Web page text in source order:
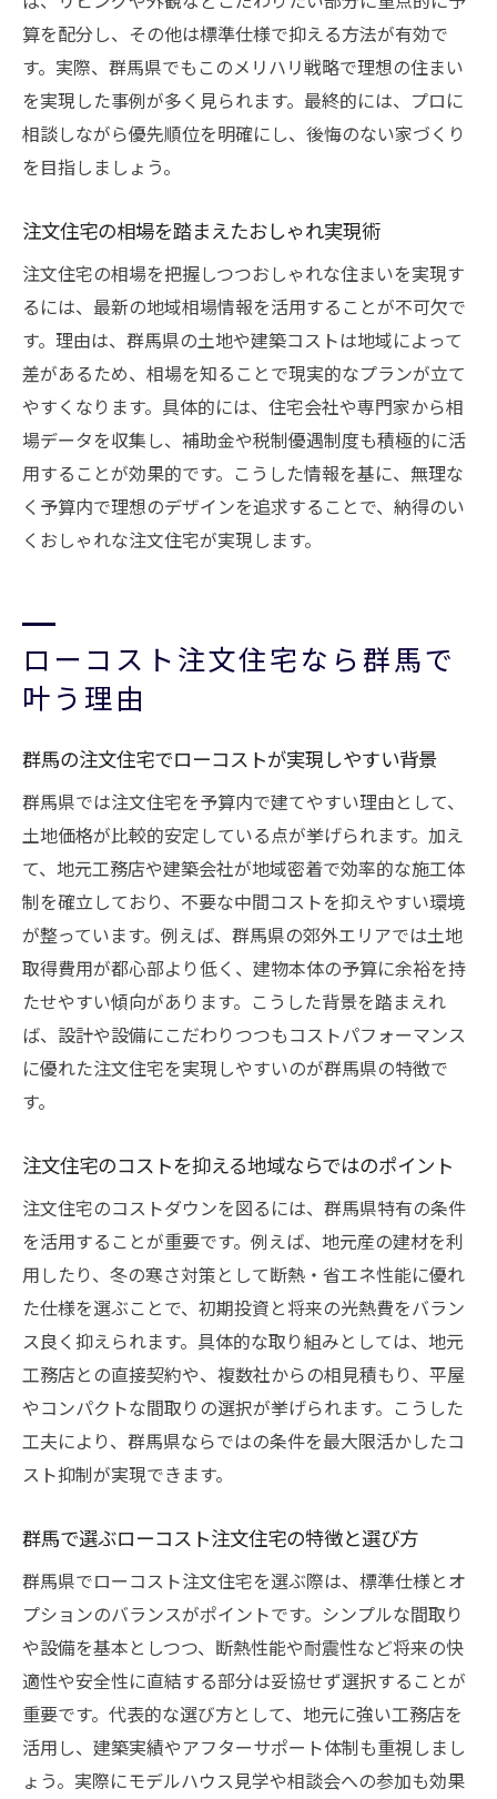
算を配分し、その他は標準仕様で抑える方法が有効で
す。実際、群馬県でもこのメリハリ戦略で理想の住まい
を実現した事例が多く見られます。最終的には、プロに
相談しながら優先順位を明確にし、後悔のない家づくり
を目指しましょう。
注文住宅の相場を踏まえたおしゃれ実現術
注文住宅の相場を把握しつつおしゃれな住まいを実現す
るには、最新の地域相場情報を活用することが不可欠で
す。理由は、群馬県の土地や建築コストは地域によって
差があるため、相場を知ることで現実的なプランが立て
やすくなります。具体的には、住宅会社や専門家から相
場データを収集し、補助金や税制優遇制度も積極的に活
用することが効果的です。こうした情報を基に、無理な
く予算内で理想のデザインを追求することで、納得のい
くおしゃれな注文住宅が実現します。
ローコスト注文住宅なら群馬で
叶う理由
群馬の注文住宅でローコストが実現しやすい背景
群馬県では注文住宅を予算内で建てやすい理由として、
土地価格が比較的安定している点が挙げられます。加え
て、地元工務店や建築会社が地域密着で効率的な施工体
制を確立しており、不要な中間コストを抑えやすい環境
が整っています。例えば、群馬県の郊外エリアでは土地
取得費用が都心部より低く、建物本体の予算に余裕を持
たせやすい傾向があります。こうした背景を踏まえれ
ば、設計や設備にこだわりつつもコストパフォーマンス
に優れた注文住宅を実現しやすいのが群馬県の特徴で
す。
注文住宅のコストを抑える地域ならではのポイント
注文住宅のコストダウンを図るには、群馬県特有の条件
を活用することが重要です。例えば、地元産の建材を利
用したり、冬の寒さ対策として断熱・省エネ性能に優れ
た仕様を選ぶことで、初期投資と将来の光熱費をバラン
ス良く抑えられます。具体的な取り組みとしては、地元
工務店との直接契約や、複数社からの相見積もり、平屋
やコンパクトな間取りの選択が挙げられます。こうした
工夫により、群馬県ならではの条件を最大限活かしたコ
スト抑制が実現できます。
群馬で選ぶローコスト注文住宅の特徴と選び方
群馬県でローコスト注文住宅を選ぶ際は、標準仕様とオ
プションのバランスがポイントです。シンプルな間取り
や設備を基本としつつ、断熱性能や耐震性など将来の快
適性や安全性に直結する部分は妥協せず選択することが
重要です。代表的な選び方として、地元に強い工務店を
活用し、建築実績やアフターサポート体制も重視しまし
ょう。実際にモデルハウス見学や相談会への参加も効果